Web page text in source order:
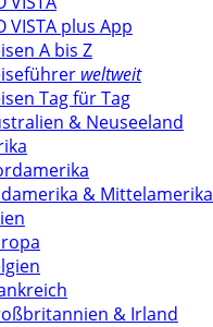
VISTA plus App
A bis Z
weltweit
Tag für Tag
& Neuseeland
& Mittelamerika
& Irland